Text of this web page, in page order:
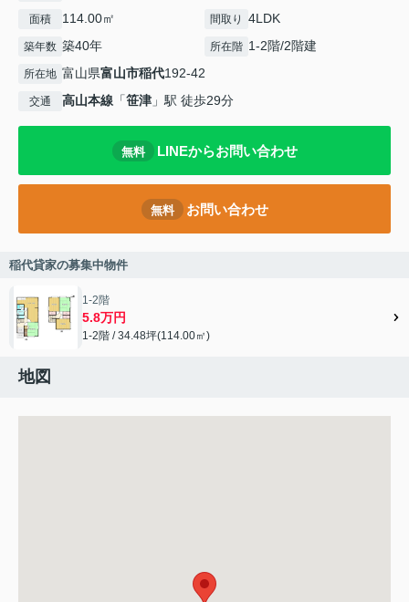
面積 114.00㎡ 間取り 4LDK
築年数 築40年 所在階 1-2階/2階建
所在地 富山県富山市稲代192-42
交通 高山本線 「笹津 」駅 徒歩29分
無料 LINEからお問い合わせ
無料 お問い合わせ
稲代貸家の募集中物件
1-2階
5.8万円
1-2階 / 34.48坪(114.00㎡)
地図